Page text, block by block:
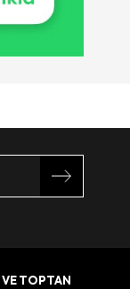
VE TOPTAN